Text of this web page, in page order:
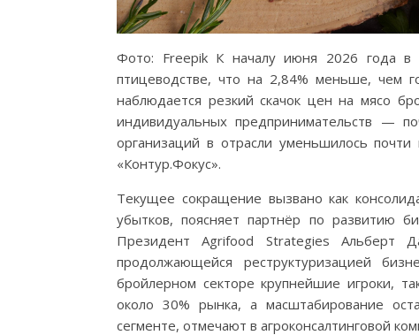
Фото: Freepik К началу июня 2026 года в
птицеводстве, что на 2,84% меньше, чем
наблюдается резкий скачок цен на мясо
индивидуальных предпринимательств —
организаций в отрасли уменьшилось
«Контур.Фокус».
Текущее сокращение вызвано как
убытков, поясняет партнёр по развитию
Президент Agrifood Strategies Альберт
продолжающейся реструктуризацией
бройлерном секторе крупнейшие игроки,
около 30% рынка, а масштабирование
сегменте, отмечают в агроконсалтинговой